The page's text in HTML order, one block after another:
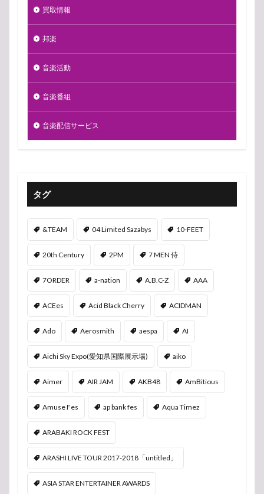
買取情報
邦楽
音楽活動
音楽番組
音楽配信サービス
タグ
&TEAM 04 Limited Sazabys 10-FEET
20th Century 2PM 7 MEN 侍
7ORDER a-nation A.B.C-Z AAA
ACEes Acid Black Cherry ACIDMAN
Ado Aerosmith aespa AI
Aichi Sky Expo(愛知県国際展示場) aiko
Aimer AIR JAM AKB48 AmBitious
Amuse Fes ap bank fes Aqua Timez
ARABAKI ROCK FEST
ARASHI LIVE TOUR 2017-2018「untitled」
ASIA STAR ENTERTAINER AWARDS